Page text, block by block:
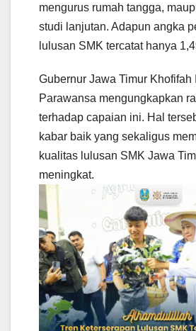
mengurus rumah tangga,
studi lanjutan. Adapun angka
lulusan SMK tercatat hanya
Gubernur Jawa Timur Khofifah
Parawansa mengungkapkan
terhadap capaian ini. Hal
kabar baik yang sekaligus
kualitas lulusan SMK Jawa
meningkat.